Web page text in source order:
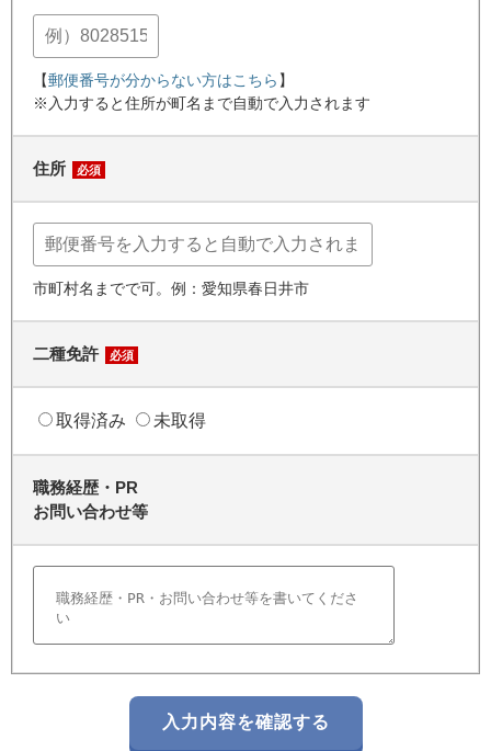
【郵便番号が分からない方はこちら 】
※入力すると住所が町名まで自動で入力されます
住所 必須
市町村名までで可。例：愛知県春日井市
二種免許 必須
取得済み 未取得
職務経歴・PR
お問い合わせ等